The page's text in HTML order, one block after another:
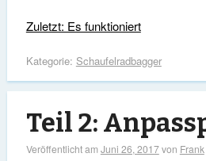
Zuletzt: Es funktioniert
Kategorie: Schaufelradbagger
Teil 2:
Veröffentlicht amJuni 26, 2017von Frank